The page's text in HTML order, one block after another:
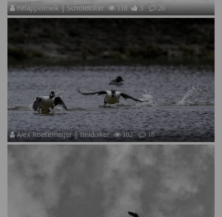
nelappelmelk | Scholekster 118 3 20
Alex Roetemeijer | Brilduiker 102 18